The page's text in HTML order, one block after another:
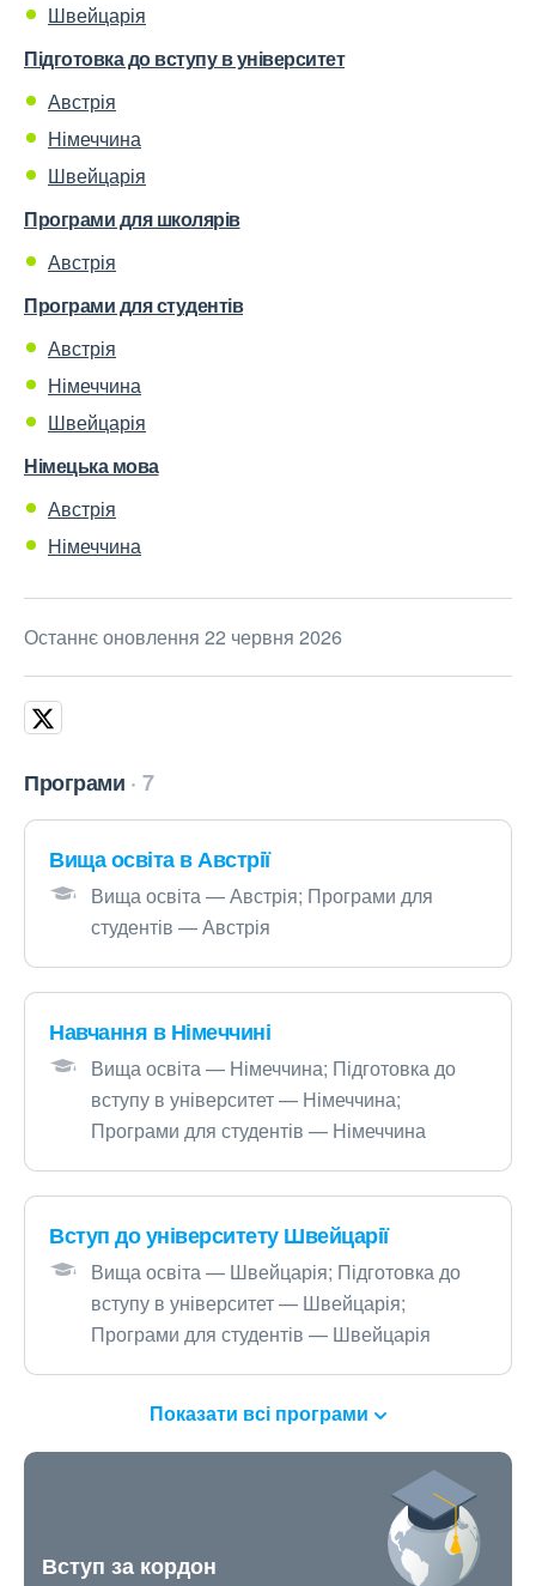
Швейцарія
Підготовка до вступу в університет
Австрія
Німеччина
Швейцарія
Програми для школярів
Австрія
Програми для студентів
Австрія
Німеччина
Швейцарія
Німецька мова
Австрія
Німеччина
Останнє оновлення 22 червня 2026
Програми 7
Вища освіта в Австрії
Вища освіта — Австрія; Програми для
студентів — Австрія
Навчання в Німеччині
Вища освіта — Німеччина; Підготовка до
вступу в університет — Німеччина;
Програми для студентів — Німеччина
Вступ до університету Швейцарії
Вища освіта — Швейцарія; Підготовка до
вступу в університет — Швейцарія;
Програми для студентів — Швейцарія
Показати всі програми
Вступ за кордон